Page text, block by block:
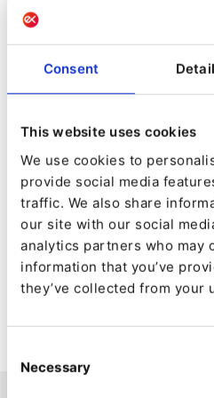
Consent
This website uses cookies
We use cookies to
provide social media
traffic. We also share
our site with our social
analytics partners who may
information that you’ve
they’ve collected from your
Selection
Necessary
Kompatibel mit
wie AWS, Microsoft
Platform und OVH.
Wählen Sie zwischen
Umfassende
gewährleisten, dass
über Ihre
Einfache
und umfassendem
Marketing-freundlich:
ermöglichen eine